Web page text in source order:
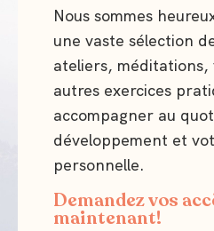
Nous sommes
une vaste sélection
ateliers,
autres exercices
accompagner au
développement et
personnelle.
Demandez vos
maintenant!